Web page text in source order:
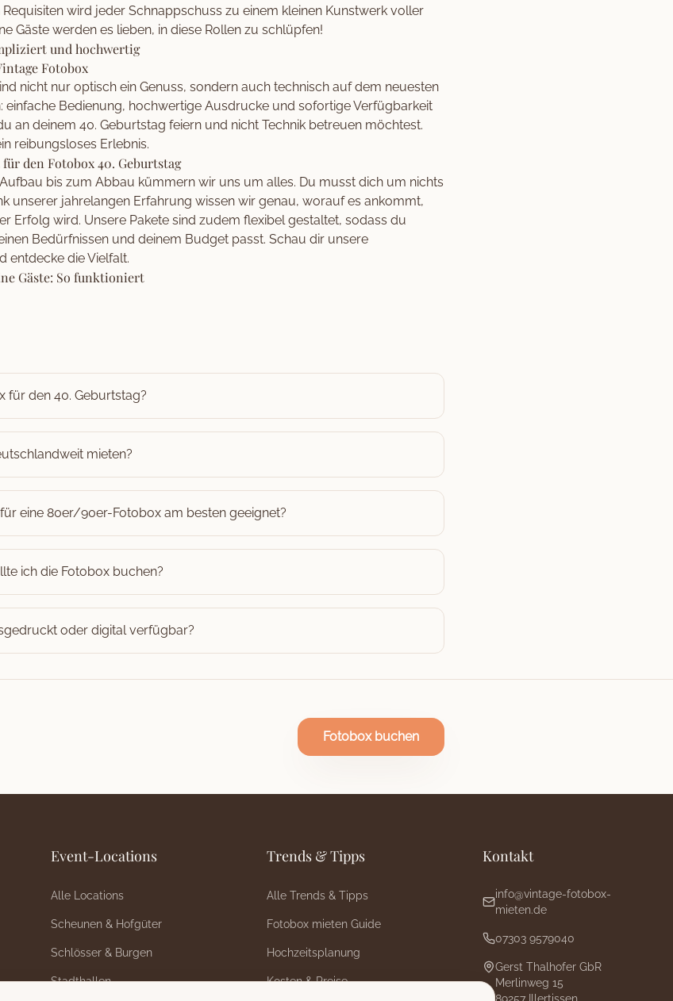
wird jeder Schnappschuss zu einem kleinen Kunstwerk voller
Gäste werden es lieben, in diese Rollen zu schlüpfen!
und hochwertig
Fotobox
nicht nur optisch ein Genuss, sondern auch technisch auf dem neuesten
einfache Bedienung, hochwertige Ausdrucke und sofortige Verfügbarkeit
an deinem 40. Geburtstag feiern und nicht Technik betreuen möchtest.
reibungsloses Erlebnis.
den Fotobox 40. Geburtstag
bis zum Abbau kümmern wir uns um alles. Du musst dich um nichts
unserer jahrelangen Erfahrung wissen wir genau, worauf es ankommt,
Erfolg wird. Unsere Pakete sind zudem flexibel gestaltet, sodass du
Bedürfnissen und deinem Budget passt. Schau dir unsere
entdecke die Vielfalt.
Gäste: So funktioniert
für den 40. Geburtstag?
mieten?
eine 80er/90er-Fotobox am besten geeignet?
ich die Fotobox buchen?
oder digital verfügbar?
Fotobox buchen
Event-Locations
Alle Locations
Scheunen & Hofgüter
Schlösser & Burgen
Stadthallen
Trends & Tipps
Alle Trends & Tipps
Fotobox mieten Guide
Hochzeitsplanung
Kosten & Preise
Kontakt
info@vintage-fotobox-
mieten.de
07303 9579040
Gerst Thalhofer GbR
Merlinweg 15